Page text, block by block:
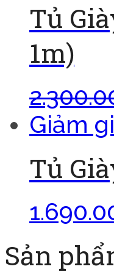
Tủ
1m)
Giảm
Tủ
Sản